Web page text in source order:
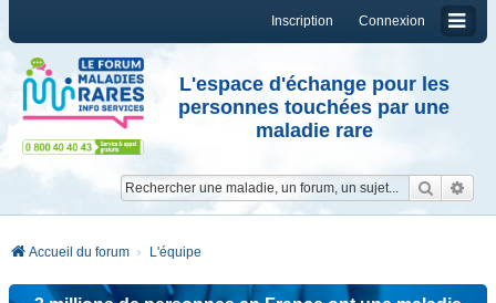
Connexion
Inscription
L'espace d'échange pour les
personnes touchées par une
maladie rare
Accueil du forum L'équipe